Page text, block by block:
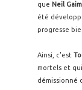
que Neil
été
progresse
Ainsi, c'est
mortels et
démissionné